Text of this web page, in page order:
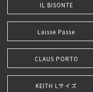
IL BISONTE
Laisse Passe
CLAUS PORTO
KEITH Lサイズ